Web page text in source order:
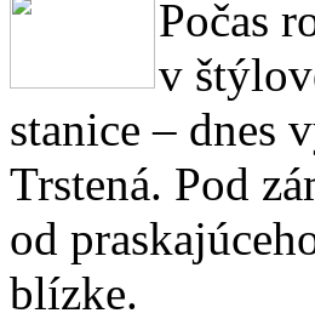
Počas
v
stanice – dnes
Trstená. Pod
od
blízke.